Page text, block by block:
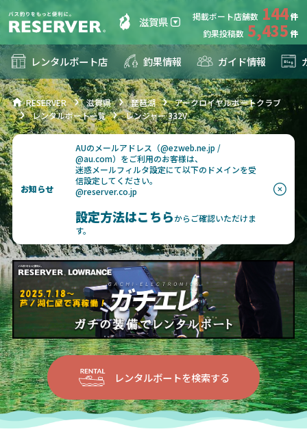
滋賀県 掲載ボート店舗数 144
釣果投稿数 5,435
レンタルボート店 釣果情報 ガイド情報
RESERVER 滋賀県 琵琶湖
アークロイヤルボートクラブ
レンタルボート一覧
レンジャー 332V
お知らせ
AUのメールアドレス（@ezweb.ne.jp /
@au.com）をご利用のお客様は、
迷惑メールフィルタ設定にて以下のドメインを受
信設定してください。
@reserver.co.jp
設定方法はこちらからご確認いただけま
す。
レンタルボートを検索する